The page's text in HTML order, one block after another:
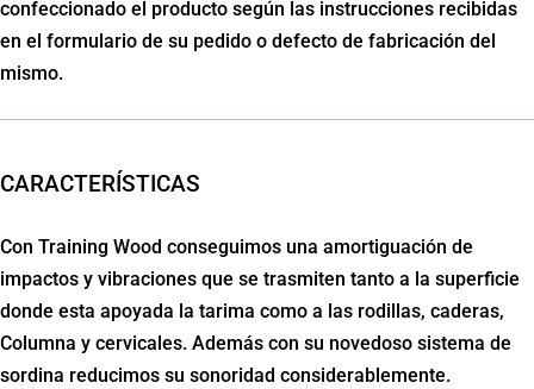
confeccionado el producto según las instrucciones recibidas
en el formulario de su pedido o defecto de fabricación del
mismo.
CARACTERÍSTICAS
Con Training Wood conseguimos una amortiguación de
impactos y vibraciones que se trasmiten tanto a la superficie
donde esta apoyada la tarima como a las rodillas, caderas,
Columna y cervicales. Además con su novedoso sistema de
sordina reducimos su sonoridad considerablemente.